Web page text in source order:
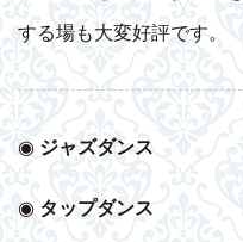
する場も大変好評です。
◉ ジャズダンス
◉ タップダンス